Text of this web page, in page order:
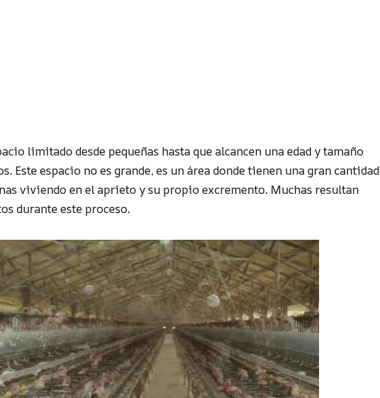
limitado desde pequeñas hasta que alcancen una edad y tamaño
Este espacio no es grande, es un área donde tienen una gran cantidad
viviendo en el aprieto y su propio excremento. Muchas resultan
durante este proceso.